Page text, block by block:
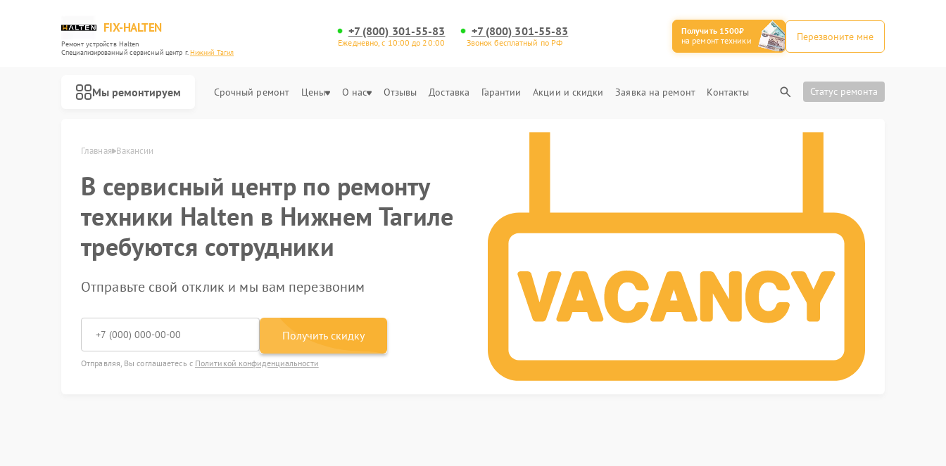
FIX-HALTEN
Ремонт устройств Halten
Специализированный cервисный центр г.Нижний Тагил
+7 (800) 301-55-83
Ежедневно, с 10:00 до 20:00
+7 (800) 301-55-83
Звонок бесплатный по РФ
Получить 1500₽
на ремонт техники
Перезвоните мне
Мы ремонтируем Срочный ремонт Цены О нас Отзывы Доставка Гарантии Акции и скидки Заявка на ремонт Контакты Статус ремонта
Главная Вакансии
В сервисный центр по ремонту
техники Halten в Нижнем Тагиле
требуются сотрудники
Отправьте свой отклик и мы вам перезвоним
Получить скидку
Отправляя, Вы соглашаетесь с Политикой конфиденциальности